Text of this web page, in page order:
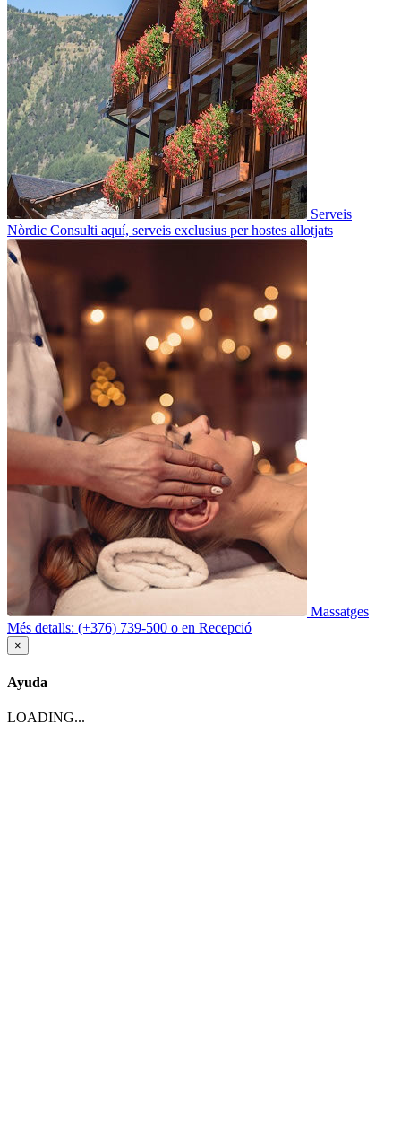
Serveis
Nòrdic Consulti aquí, serveis exclusius per hostes allotjats
Massatges
Més detalls: (+376) 739-500 o en Recepció
×
Ayuda
LOADING...